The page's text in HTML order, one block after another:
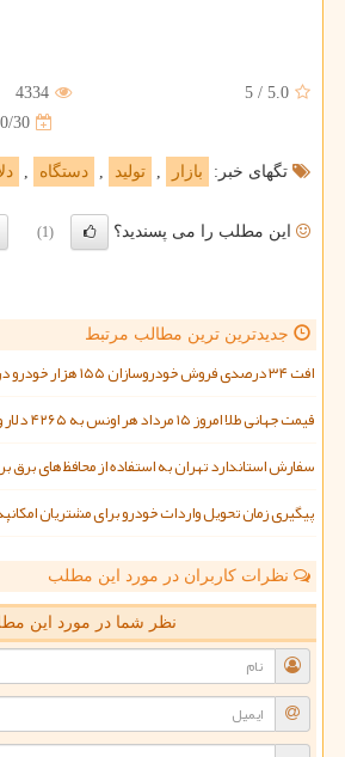
5.0
/
5
4334
30
تگهای خبر: بازار , تولید , دستگاه ,
این مطلب را می پسندید؟ (1)
جدیدترین ترین مطالب مرتبط
افت ۳۴ درصدی فروش خودروسازان ۱۵۵ هزار خودرو در چهار ماه به فروش رسید
قیمت جهانی طلا امروز ۱۵ مرداد هر اونس به ۴۲۶۵ دلار و ۲۲ سنت رسید
سفارش استاندارد تهران به استفاده از محافظ های برق
پیگیری زمان تحویل واردات خودرو برای مشتریان
نظرات کاربران در مورد این مطلب
نظر شما در مورد این